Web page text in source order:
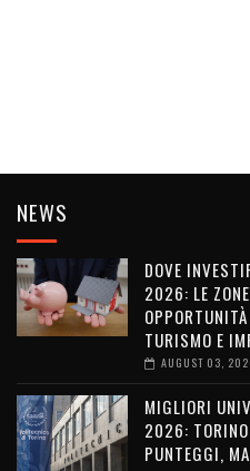
NEWS
DOVE
2026: LE
TURISMO E
AUGUST 03,
MIGLIORI
2026: TORINO
PUNTEGGI,